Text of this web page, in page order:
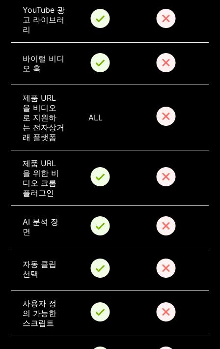
YouTube 광
고 라이브러
리
바이럴 비디
오 훅
제품 URL
을 비디오
로 지원하
는 전자상거
래 플랫폼
ALL
제품 URL
을 위한 비
디오 크롬
플러그인
AI 분석 장
면
자동 클립
선택
사용자 정
의 가능한
스크립트